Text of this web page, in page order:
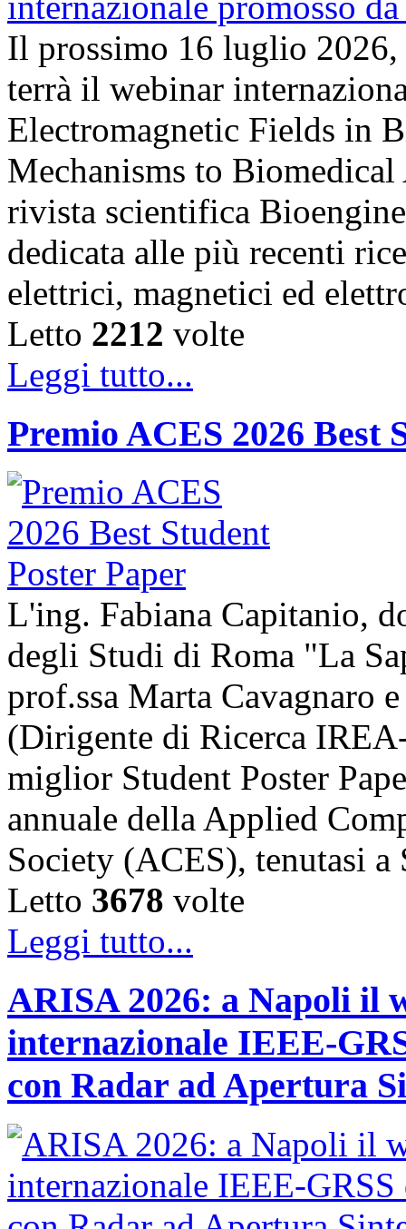
Il prossimo 16 luglio
terrà il webinar
Electromagnetic Fields in
Mechanisms to
rivista scientifica
dedicata alle più recenti
elettrici, magnetici ed
Letto 2212 volte
Leggi tutto...
Premio ACES 2026 Best
L'ing. Fabiana Capitanio,
degli Studi di Roma "La
prof.ssa Marta Cavagnaro
(Dirigente di Ricerca
miglior Student Poster
annuale della Applied
Society (ACES), tenutasi
Letto 3678 volte
Leggi tutto...
ARISA 2026: a Napoli il
internazionale IEEE-
con Radar ad Apertura